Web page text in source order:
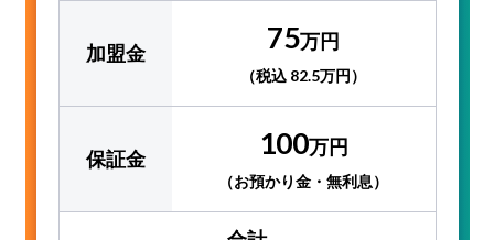
加盟金 75万円
（税込 82.5万円）
保証金 100万円
（お預かり金・無利息）